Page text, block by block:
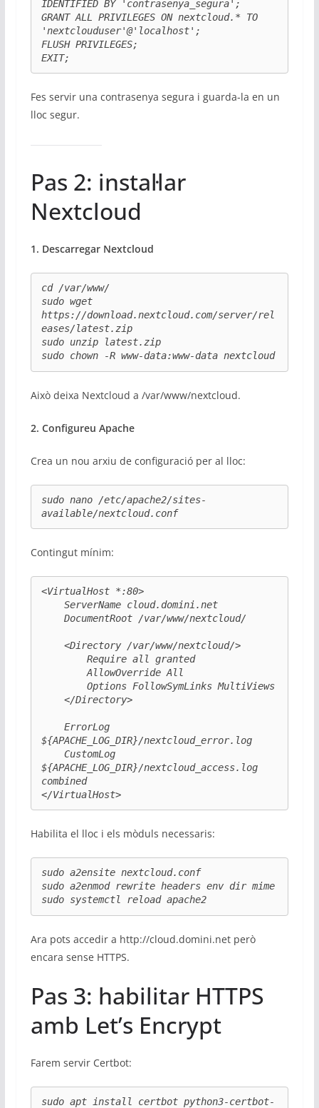
IDENTIFIED BY 'contrasenya_segura';
GRANT ALL PRIVILEGES ON nextcloud.* TO
'nextclouduser'@'localhost';
FLUSH PRIVILEGES;
EXIT;
Fes servir una contrasenya segura i guarda-la en un
lloc segur.
Pas 2: instal·lar
Nextcloud
1. Descarregar Nextcloud
cd /var/www/
sudo wget
https://download.nextcloud.com/server/rel
eases/latest.zip
sudo unzip latest.zip
sudo chown -R www-data:www-data nextcloud
Això deixa Nextcloud a /var/www/nextcloud.
2. Configureu Apache
Crea un nou arxiu de configuració per al lloc:
sudo nano /etc/apache2/sites-
available/nextcloud.conf
Contingut mínim:
<VirtualHost *:80>
DocumentRoot /var/www/nextcloud/
<Directory /var/www/nextcloud/>
Require all granted
AllowOverride All
Options FollowSymLinks MultiViews
</Directory>
ErrorLog
${APACHE_LOG_DIR}/nextcloud_error.log
CustomLog
${APACHE_LOG_DIR}/nextcloud_access.log
combined
</VirtualHost>
Habilita el lloc i els mòduls necessaris:
sudo a2ensite nextcloud.conf
sudo a2enmod rewrite headers env dir mime
sudo systemctl reload apache2
Ara pots accedir a http://cloud.domini.net però
encara sense HTTPS.
Pas 3: habilitar HTTPS
amb Let’s Encrypt
Farem servir Certbot:
sudo apt install certbot python3-certbot-